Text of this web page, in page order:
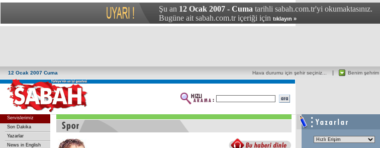
Şu an 12 Ocak 2007 - Cuma tarihli sabah.com.tr'yi okumaktasınız.
Bugüne ait sabah.com.tr içeriği için tıklayın »
12 Ocak 2007 Cuma Benim şehrim
Hava durumu için şehir seçiniz...
Servislerimiz
Son Dakika
Yazarlar
News in English